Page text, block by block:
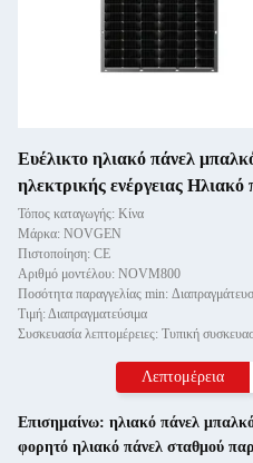
Ευέλικτο ηλιακό πάνελ
ηλεκτρικής ενέργειας Ηλιακό
Τόπος καταγωγής: Κίνα
Μάρκα: NOVGEN
Πιστοποίηση: CE
Αριθμό μοντέλου: NOVM800
Ποσότητα παραγγελίας min:
Τιμή: Διαπραγματεύσιμα
Συσκευασία λεπτομέρειες: Τυπική
Λεπτομέρεια
Επισημαίνω: ηλιακό πάνελ
φορητό ηλιακό πάνελ σταθμού